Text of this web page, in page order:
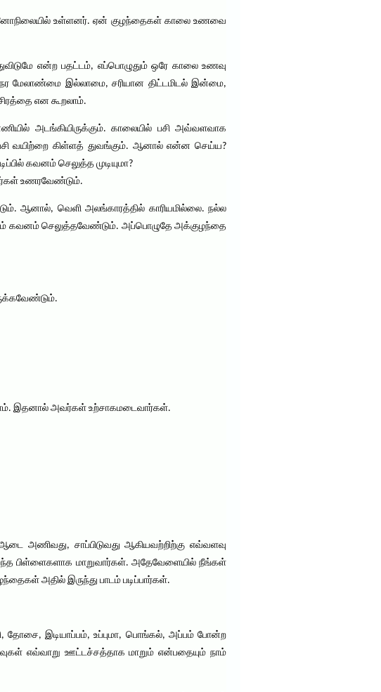
உள்ளனர். ஏன் குழந்தைகள் காலை உணவை
என்ற பதட்டம், எப்பொழுதும் ஒரே காலை உணவு
மேலாண்மை இல்லாமை, சரியான திட்டமிடல் இன்மை,
என கூறலாம்.
அடங்கியிருக்கும். காலையில் பசி அவ்வளவாக
வயிற்றை கிள்ளத் துவங்கும். ஆனால் என்ன செய்ய?
கவனம் செலுத்த முடியுமா?
உணரவேண்டும்.
ஆனால், வெளி அலங்காரத்தில் காரியமில்லை. நல்ல
கவனம் செலுத்தவேண்டும். அப்பொழுதே அக்குழந்தை
இதனால் அவர்கள் உற்சாகமடைவார்கள்.
அணிவது, சாப்பிடுவது ஆகியவற்றிற்கு எவ்வளவு
பிள்ளைகளாக மாறுவார்கள். அதேவேளையில் நீங்கள்
அதில் இருந்து பாடம் படிப்பார்கள்.
இடியாப்பம், உப்புமா, பொங்கல், அப்பம் போன்ற
எவ்வாறு ஊட்டச்சத்தாக மாறும் என்பதையும் நாம்